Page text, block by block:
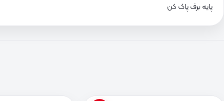
پایه برف پاک کن